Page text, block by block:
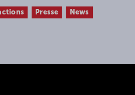
Presse News